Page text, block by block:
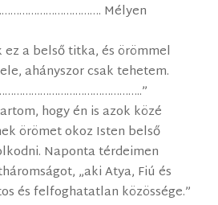
Mélyen
a belső titka, és örömmel
ahányszor csak tehetem.
hogy én is azok közé
örömet okoz Isten belső
Naponta térdeimen
„aki Atya, Fiú és
és felfoghatatlan közössége.”